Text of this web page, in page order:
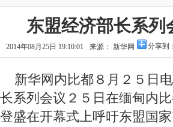
东盟经济部长系
2014年08月25日 19:10:01 来源： 新华网 分享到：
新华网内比都８月２５日
长系列会议２５日在缅甸内
登盛在开幕式上呼吁东盟国